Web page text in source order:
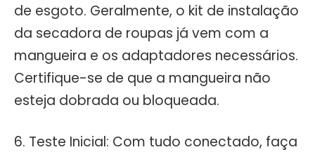
de esgoto. Geralmente, o kit de instalação
da secadora de roupas já vem com a
mangueira e os adaptadores necessários.
Certifique-se de que a mangueira não
esteja dobrada ou bloqueada.
6. Teste Inicial: Com tudo conectado, faça